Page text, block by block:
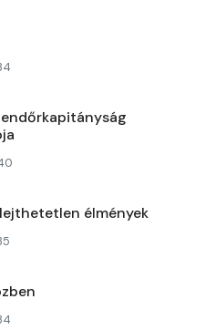
élmények